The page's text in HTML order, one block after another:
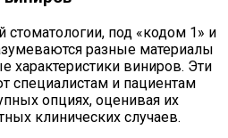
стоматологии, под «кодом 1» и
разные материалы
характеристики виниров. Эти
специалистам и пациентам
опциях, оценивая их
клинических случаев.